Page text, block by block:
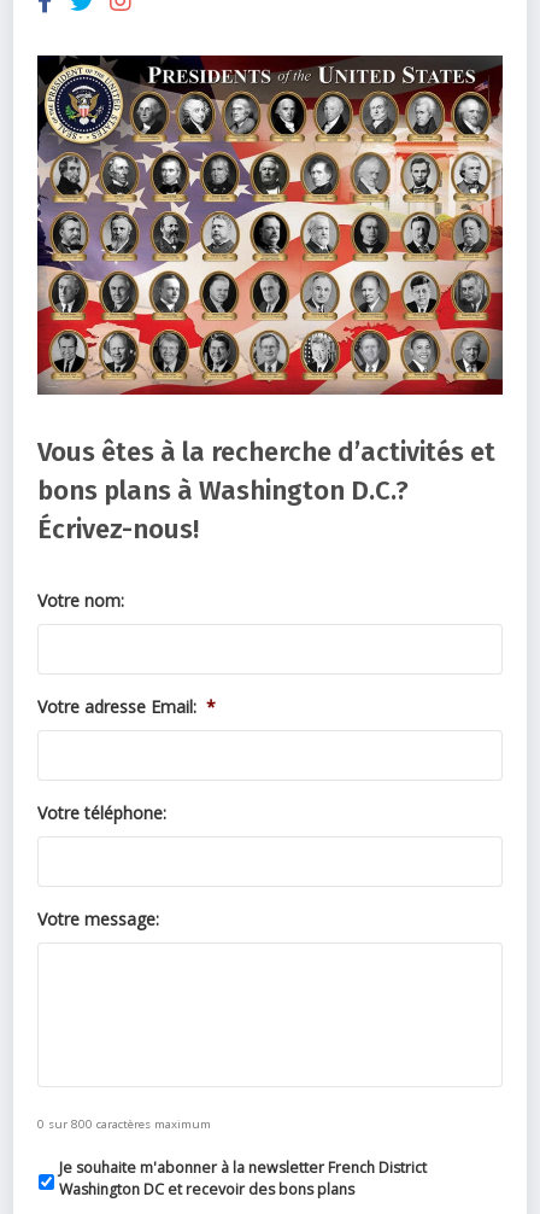
Vous êtes à la recherche d’activités et
bons plans à Washington D.C.?
Écrivez-nous!
Votre nom:
Votre adresse Email: *
Votre téléphone:
Votre message:
0 sur 800 caractères maximum
Je souhaite m'abonner à la newsletter French District
Washington DC et recevoir des bons plans